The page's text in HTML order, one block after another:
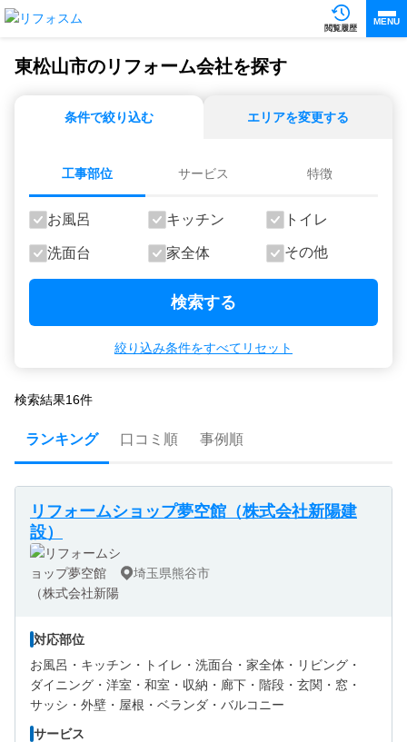
閲覧履歴
MENU
東松山市のリフォーム会社を探す
条件で絞り込む エリアを変更する
工事部位 サービス 特徴
お風呂 キッチン トイレ
洗面台 家全体 その他
検索する
絞り込み条件をすべてリセット
検索結果16件
ランキング 口コミ順 事例順
リフォームショップ夢空館（株式会社新陽建
設）
埼玉県熊谷市
対応部位
お風呂・ キッチン・ トイレ・ 洗面台・ 家全体・ リビング・
ダイニング・ 洋室・ 和室・ 収納・ 廊下・ 階段・ 玄関・ 窓・
サッシ・ 外壁・ 屋根・ ベランダ・バルコニー
サービス